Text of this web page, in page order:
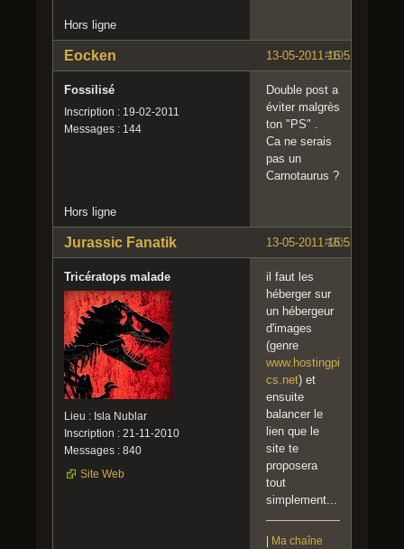
Hors ligne
#19
13-05-2011 16:52:14
Eocken
Fossilisé
Inscription : 19-02-2011
Messages : 144
Double post a
éviter malgrès
ton "PS" .
Ca ne serais
pas un
Carnotaurus ?
Hors ligne
#20
13-05-2011 16:52:17
Jurassic Fanatik
Tricératops malade
Lieu : Isla Nublar
Inscription : 21-11-2010
Messages : 840
Site Web
il faut les
héberger sur
un hébergeur
d'images
(genre
www.hostingpi
cs.net) et
ensuite
balancer le
lien que le
site te
proposera
tout
simplement...
Ma chaîne